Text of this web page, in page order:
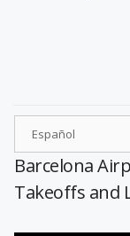
Barcelona
Takeoffs and